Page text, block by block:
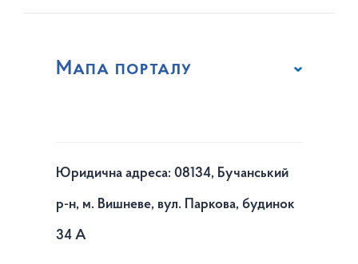
Мапа порталу
Юридична адреса: 08134, Бучанський
р-н, м. Вишневе, вул. Паркова, будинок
34 А